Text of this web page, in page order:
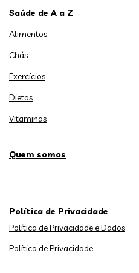
Saúde de A a Z
Alimentos
Chás
Exercícios
Dietas
Vitaminas
Quem somos
Política de Privacidade
Política de Privacidade e Dados
Política de Privacidade